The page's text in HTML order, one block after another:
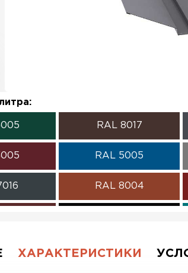
RAL 8017
RAL 5005
RAL 8004
RAL 5002
ХАРАКТЕРИСТИКИ